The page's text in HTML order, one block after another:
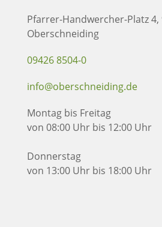
Pfarrer-Handwercher-Platz 4,
Oberschneiding
09426 8504-0
info@oberschneiding.de
Montag bis Freitag
von 08:00 Uhr bis 12:00 Uhr
Donnerstag
von 13:00 Uhr bis 18:00 Uhr